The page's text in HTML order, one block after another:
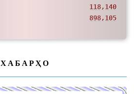
118,140
898,105
ХАБАРҲО